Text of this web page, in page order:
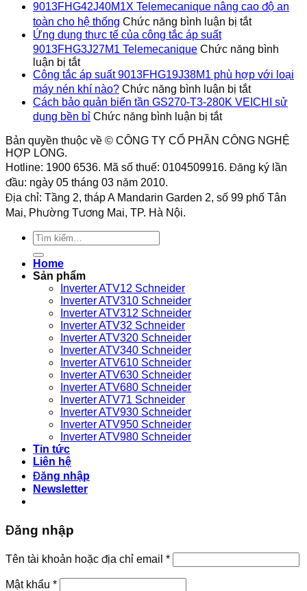
tắc
áp
hỗ
trợ
nhiều
lắp
9013FHG42J40M1X Telemecanique nâng cao độ an
toàn cho hệ thống Chức năng bình luận bị tắtở
nâng
cao
độ
an
toàn
thống
Ứng dụng thực tế của công tắc áp suất
9013FHG3J27M1 Telemecanique Chức năng bình
luận bị tắtở
Ứng
dụng
thực
tế
của
công
tắc
áp
suất
9013FHG3J27M1
Telemecanique
Công tắc áp suất 9013FHG19J38M1 phù hợp với loại
máy nén khí nào? Chức năng bình luận bị tắtở
Công
tắc
suất
phù
hợp
loại
Cách bảo quản biến tần GS270-T3-280K VEICHI sử
dụng bền bỉ Chức năng bình luận bị tắtở
bảo
biến
T3-
Bản quyền thuộc về © CÔNG TY CỔ PHẦN CÔNG NGHỆ
HỢP LONG.
Hotline: 1900 6536. Mã số thuế: 0104509916. Đăng ký lần
đầu: ngày 05 tháng 03 năm 2010.
Địa chỉ: Tầng 2, tháp A Mandarin Garden 2, số 99 phố Tân
Mai, Phường Tương Mai, TP. Hà Nội.
Tìm
kiếm:
Home
Sản phẩm
Inverter ATV12 Schneider
Inverter ATV310 Schneider
Inverter ATV312 Schneider
Inverter ATV32 Schneider
Inverter ATV320 Schneider
Inverter ATV340 Schneider
Inverter ATV610 Schneider
Inverter ATV630 Schneider
Inverter ATV680 Schneider
Inverter ATV71 Schneider
Inverter ATV930 Schneider
Inverter ATV950 Schneider
Inverter ATV980 Schneider
Tin tức
Liên hệ
Đăng nhập
Newsletter
Đăng nhập
Tên tài khoản hoặc địa chỉ email *Bắt
buộc
Mật khẩu *Bắt